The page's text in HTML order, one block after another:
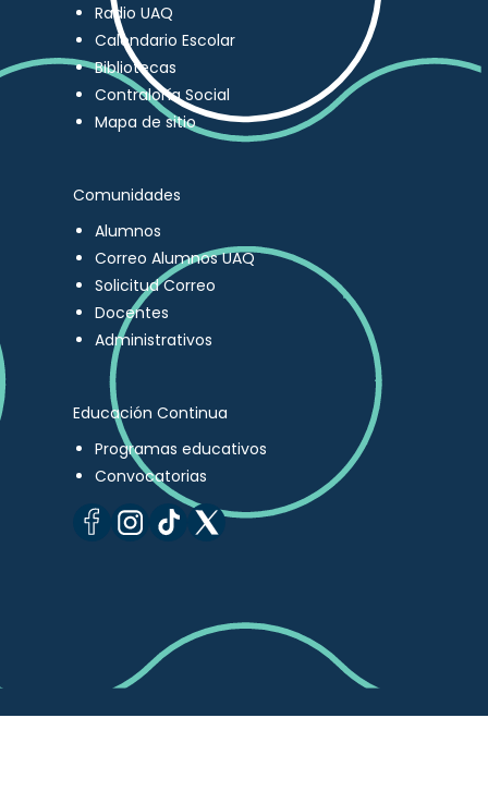
Radio UAQ
Calendario Escolar
Bibliotecas
Contraloría Social
Mapa de sitio
Comunidades
Alumnos
Correo Alumnos UAQ
Solicitud Correo
Docentes
Administrativos
Educación Continua
Programas educativos
Convocatorias